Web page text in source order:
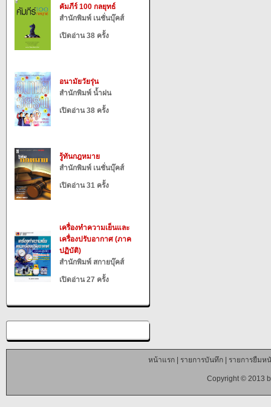
คัมภีร์ 100 กลยุทธ์
สำนักพิมพ์ เนชั่นบุ๊คส์
เปิดอ่าน 38 ครั้ง
อนามัยวัยรุ่น
สำนักพิมพ์ น้ำฝน
เปิดอ่าน 38 ครั้ง
รู้ทันกฎหมาย
สำนักพิมพ์ เนชั่นบุ๊คส์
เปิดอ่าน 31 ครั้ง
เครื่องทำความเย็นและ
เครื่องปรับอากาศ (ภาค
ปฏิบัติ)
สำนักพิมพ์ สกายบุ๊คส์
เปิดอ่าน 27 ครั้ง
หน้าแรก| รายการบันทึก| รายการยืมห
Copyright © 2013